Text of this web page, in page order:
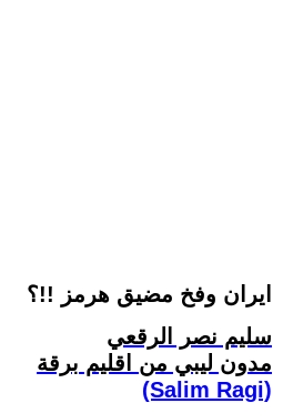
ايران وفخ مضيق هرمز !!؟
سليم نصر الرقعي
مدون ليبي من اقليم برقة
(Salim Ragi)